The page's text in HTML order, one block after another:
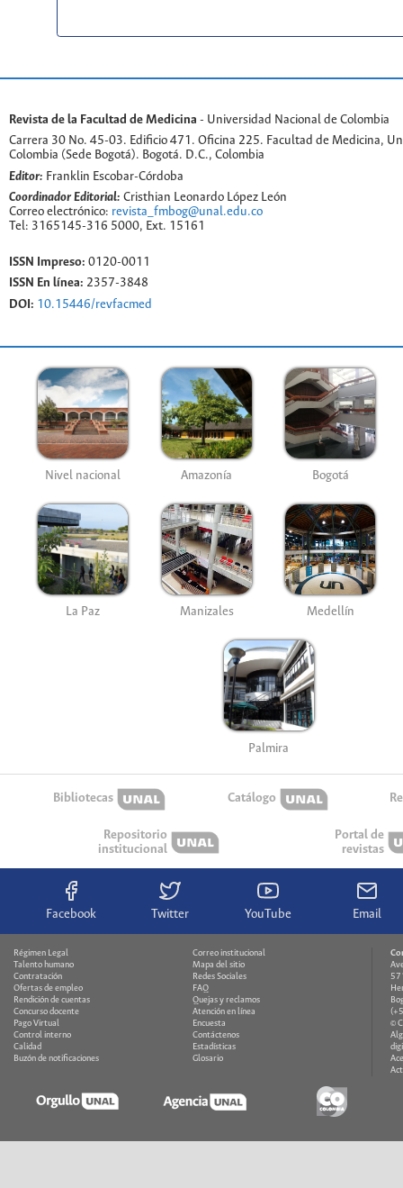
Revista de la Facultad de Medicina - Universidad Nacional de Colombia
Carrera 30 No. 45-03. Edificio 471. Oficina 225. Facultad de Medicina,
Colombia (Sede Bogotá). Bogotá. D.C., Colombia
Editor: Franklin Escobar-Córdoba
Coordinador Editorial: Cristhian Leonardo López León
Correo electrónico: revista_fmbog@unal.edu.co
Tel: 3165145-316 5000, Ext. 15161
ISSN Impreso: 0120-0011
ISSN En línea: 2357-3848
DOI: 10.15446/revfacmed
Nivel nacional Amazonía Bogotá
La Paz Manizales Medellín
Palmira
Bibliotecas Catálogo
Repositorio
institucional
Portal de
revistas
Facebook Twitter YouTube Email
Régimen Legal
Talento humano
Contratación
Ofertas de empleo
Rendición de cuentas
Concurso docente
Pago Virtual
Control interno
Calidad
Buzón de notificaciones
Correo institucional
Mapa del sitio
Redes Sociales
FAQ
Quejas y reclamos
Atención en línea
Encuesta
Contáctenos
Estadísticas
Glosario
©